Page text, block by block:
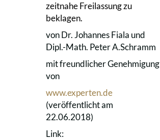
zeitnahe Freilassung zu
beklagen.
von Dr. Johannes Fiala und
Dipl.-Math. Peter A.Schramm
mit freundlicher Genehmigung
von
www.experten.de
(veröffentlicht am
22.06.2018)
Link: